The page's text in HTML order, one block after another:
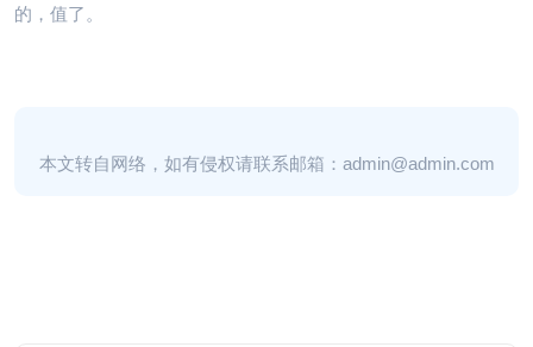
的，值了。
本文转自网络，如有侵权请联系邮箱：admin@admin.com